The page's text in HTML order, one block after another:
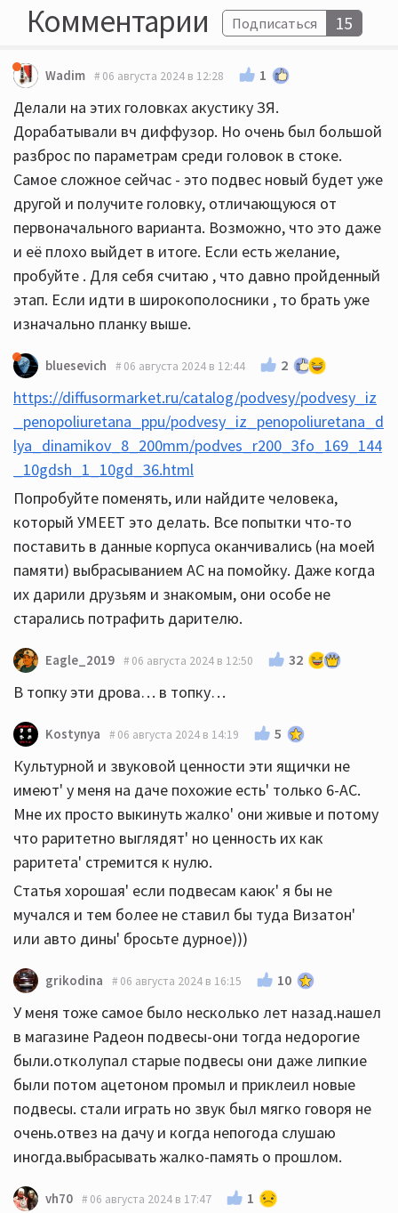
Комментарии Подписаться 15
Wadim 06 августа 2024 в 12:28 1
Делали на этих головках акустику ЗЯ.
Дорабатывали вч диффузор. Но очень был большой
разброс по параметрам среди головок в стоке.
Самое сложное сейчас - это подвес новый будет уже
другой и получите головку, отличающуюся от
первоначального варианта. Возможно, что это даже
и её плохо выйдет в итоге. Если есть желание,
пробуйте . Для себя считаю , что давно пройденный
этап. Если идти в широкополосники , то брать уже
изначально планку выше.
bluesevich 06 августа 2024 в 12:44 2
https://diffusormarket.ru/catalog/podvesy/podvesy_iz
_penopoliuretana_ppu/podvesy_iz_penopoliuretana_d
lya_dinamikov_8_200mm/podves_r200_3fo_169_144
_10gdsh_1_10gd_36.html
Попробуйте поменять, или найдите человека,
который УМЕЕТ это делать. Все попытки что-то
поставить в данные корпуса оканчивались (на моей
памяти) выбрасыванием АС на помойку. Даже когда
их дарили друзьям и знакомым, они особе не
старались потрафить дарителю.
Eagle_2019 06 августа 2024 в 12:50 32
В топку эти дрова… в топку…
Kostynya 06 августа 2024 в 14:19 5
Культурной и звуковой ценности эти ящички не
имеют' у меня на даче похожие есть' только 6-АС.
Мне их просто выкинуть жалко' они живые и потому
что раритетно выглядят' но ценность их как
раритета' стремится к нулю.
Статья хорошая' если подвесам каюк' я бы не
мучался и тем более не ставил бы туда Визатон'
или авто дины' бросьте дурное)))
grikodina 06 августа 2024 в 16:15 10
У меня тоже самое было несколько лет назад.нашел
в магазине Радеон подвесы-они тогда недорогие
были.отколупал старые подвесы они даже липкие
были потом ацетоном промыл и приклеил новые
подвесы. стали играть но звук был мягко говоря не
очень.отвез на дачу и когда непогода слушаю
иногда.выбрасывать жалко-память о прошлом.
vh70 06 августа 2024 в 17:47 1